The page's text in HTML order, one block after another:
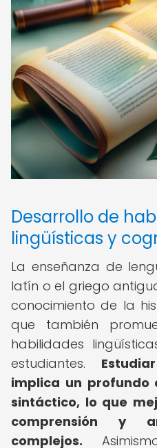
Desarrollo de
lingüísticas y
La enseñanza de
latín o el griego
conocimiento de la
que también
habilidades
estudiantes.
implica un profundo
sintáctico, lo que
comprensión y
complejos.